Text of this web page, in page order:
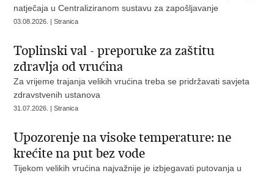
natječaja u Centraliziranom sustavu za zapošljavanje
03.08.2026. | Stranica
Toplinski val - preporuke za zaštitu
zdravlja od vrućina
Za vrijeme trajanja velikih vrućina treba se pridržavati savjeta
zdravstvenih ustanova
31.07.2026. | Stranica
Upozorenje na visoke temperature: ne
krećite na put bez vode
Tijekom velikih vrućina najvažnije je izbjegavati putovanja u